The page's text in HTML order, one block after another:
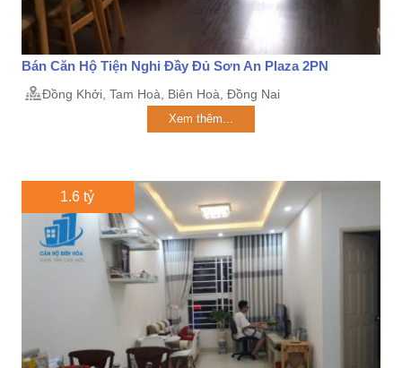
Bán Căn Hộ Tiện Nghi Đầy Đủ Sơn An Plaza 2PN
Đồng Khởi, Tam Hoà, Biên Hoà, Đồng Nai
Xem thêm...
1.6 tỷ